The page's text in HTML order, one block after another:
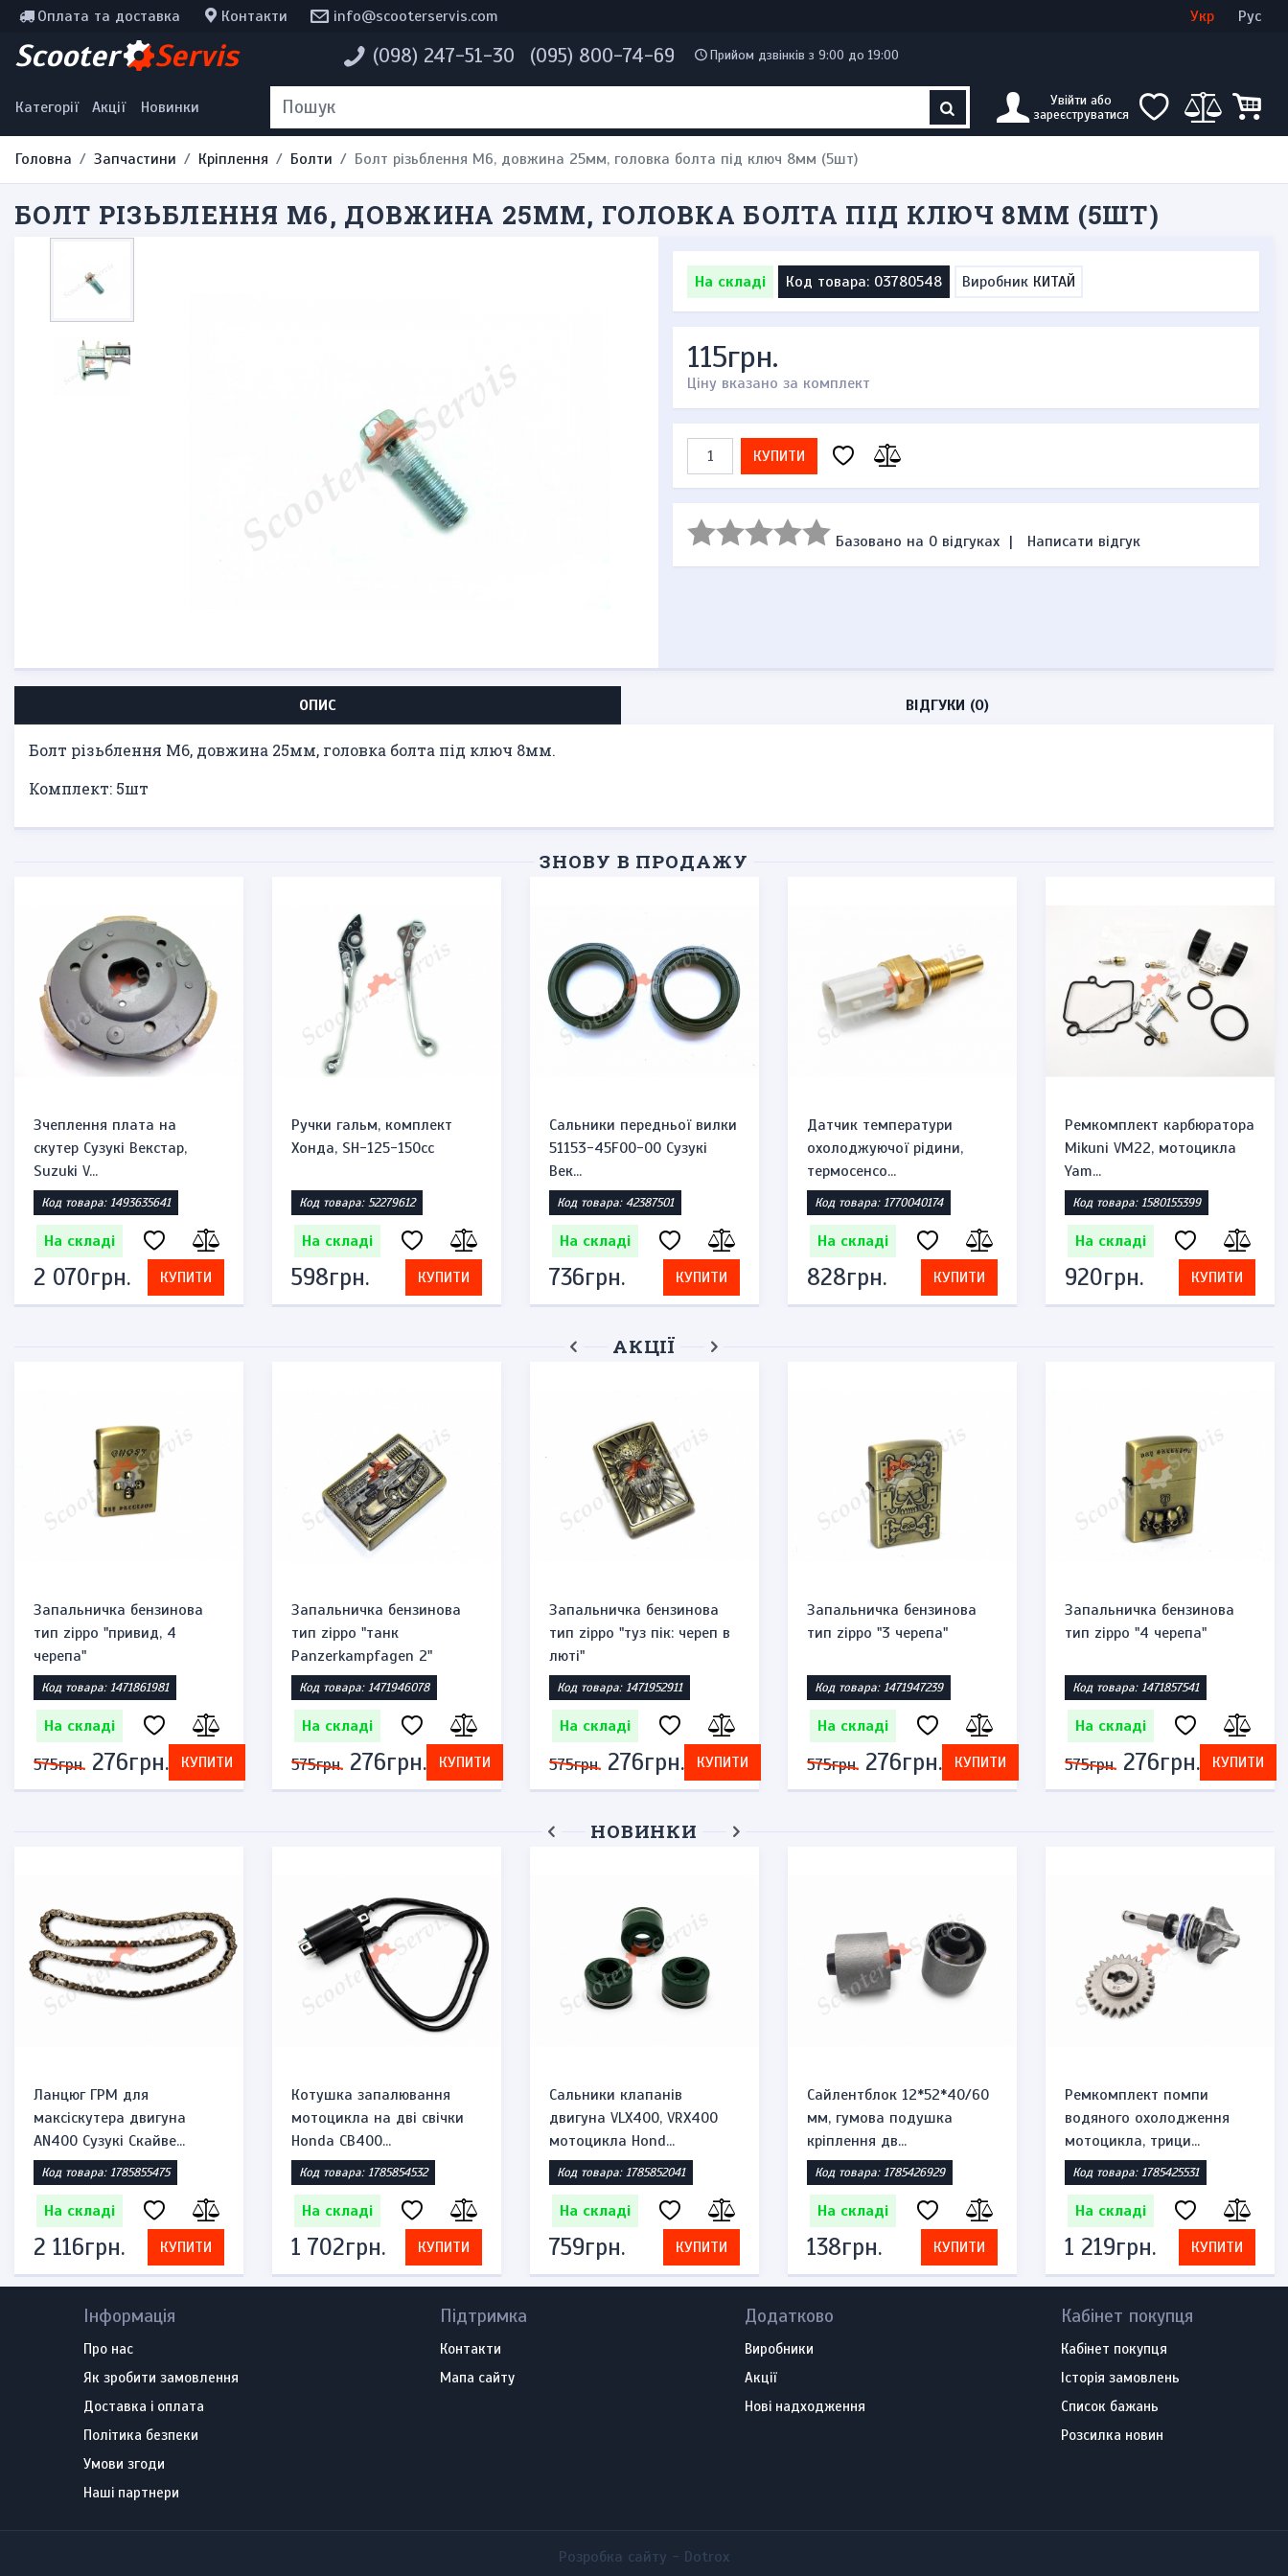
Оплата та доставка Контакти info@scooterservis.com Укр Рус
Scooter Servis (098) 247-51-30 (095) 800-74-69 Прийом дзвінків з 9:00 до 19:00
Категорії Акції Новинки
Увійти або
зареєструватися
Інструменти, мотохімія
Наклейки
Одяг та екіпірування
Головна Запчастини Кріплення Болти Болт різьблення М6, довжина 25мм, головка болта під ключ 8мм (5шт)
БОЛТ РІЗЬБЛЕННЯ М6, ДОВЖИНА 25ММ, ГОЛОВКА БОЛТА ПІД КЛЮЧ 8ММ (5ШТ)
На складі Код товара: 03780548 Виробник КИТАЙ
115грн.
Ціну вказано за комплект
КУПИТИ
Базовано на 0 відгуках | Написати відгук
ОПИС ВІДГУКИ (0)
Болт різьблення М6, довжина 25мм, головка болта під ключ 8мм.
Комплект: 5шт
ЗНОВУ В ПРОДАЖУ
Зчеплення плата на
скутер Сузукі Векстар,
Suzuki V...
Код товара: 1493635641
На складі
2 070грн. КУПИТИ
Ручки гальм, комплект
Хонда, SH-125-150cc
Код товара: 52279612
На складі
598грн. КУПИТИ
Сальники передньої вилки
51153-45F00-00 Сузукі
Век...
Код товара: 42387501
На складі
736грн. КУПИТИ
Датчик температури
охолоджуючої рідини,
термосенсо...
Код товара: 1770040174
На складі
828грн. КУПИТИ
Ремкомплект карбюратора
Mikuni VM22, мотоцикла
Yam...
Код товара: 1580155399
На складі
920грн. КУПИТИ
АКЦІЇ
Запальничка бензинова
тип zippo "привид, 4
черепа"
Код товара: 1471861981
На складі
575грн. 276грн. КУПИТИ
Запальничка бензинова
тип zippo "танк
Panzerkampfagen 2"
Код товара: 1471946078
На складі
575грн. 276грн. КУПИТИ
Запальничка бензинова
тип zippo "туз пік: череп в
люті"
Код товара: 1471952911
На складі
575грн. 276грн. КУПИТИ
Запальничка бензинова
тип zippo "3 черепа"
Код товара: 1471947239
На складі
575грн. 276грн. КУПИТИ
Запальничка бензинова
тип zippo "4 черепа"
Код товара: 1471857541
На складі
575грн. 276грн. КУПИТИ
НОВИНКИ
Ланцюг ГРМ для
максіскутера двигуна
AN400 Сузукі Скайве...
Код товара: 1785855475
На складі
2 116грн. КУПИТИ
Котушка запалювання
мотоцикла на дві свічки
Honda CB400...
Код товара: 1785854532
На складі
1 702грн. КУПИТИ
Сальники клапанів
двигуна VLX400, VRX400
мотоцикла Hond...
Код товара: 1785852041
На складі
759грн. КУПИТИ
Сайлентблок 12*52*40/60
мм, гумова подушка
кріплення дв...
Код товара: 1785426929
На складі
138грн. КУПИТИ
Ремкомплект помпи
водяного охолодження
мотоцикла, трици...
Код товара: 1785425531
На складі
1 219грн. КУПИТИ
Інформація
Про нас
Як зробити замовлення
Доставка і оплата
Політика безпеки
Умови згоди
Наші партнери
Підтримка
Контакти
Мапа сайту
Додатково
Виробники
Акції
Нові надходження
Кабінет покупця
Кабінет покупця
Історія замовлень
Список бажань
Розсилка новин
Розробка сайту - Dotrox